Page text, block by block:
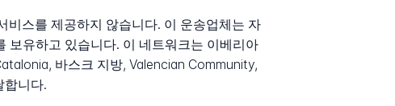
스를 제공하지 않습니다. 이 운송업체는 자
보유하고 있습니다. 이 네트워크는 이베리아
바스크 지방, Valencian Community,
합니다.